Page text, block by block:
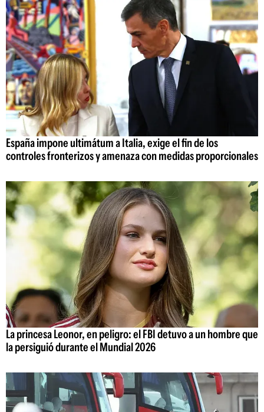
España impone ultimátum a Italia, exige el fin de los
controles fronterizos y amenaza con medidas proporcionales
La princesa Leonor, en peligro: el FBI detuvo a un hombre que
la persiguió durante el Mundial 2026